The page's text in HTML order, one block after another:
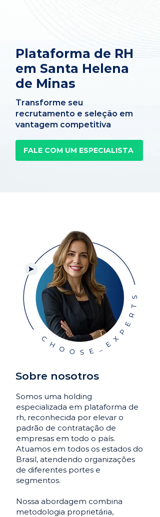
Plataforma de RH
em Santa Helena
de Minas
Transforme seu
recrutamento e seleção em
vantagem competitiva
FALE COM UM ESPECIALISTA
Sobre nosotros
Somos uma holding
especializada em plataforma de
rh, reconhecida por elevar o
padrão de contratação de
empresas em todo o país.
Atuamos em todos os estados do
Brasil, atendendo organizações
de diferentes portes e
segmentos.
Nossa abordagem combina
metodologia proprietária,